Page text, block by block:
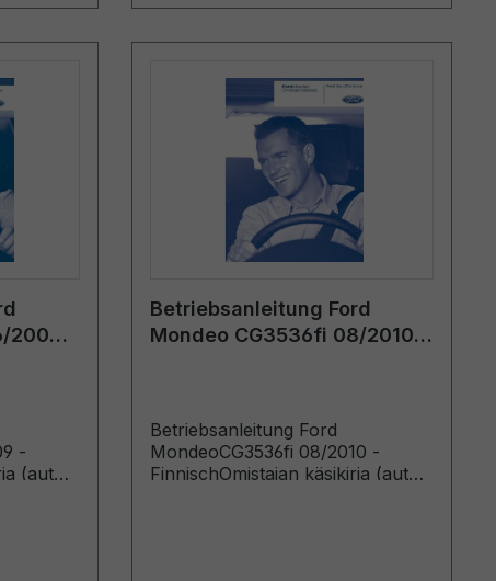
2009 -
-
(autot
Betriebsanleitung Ford
Mondeo CG3536fi 08/2010 -
Betriebsanleitung Ford
MondeoCG3536fi 08/2010 -
FinnischOmistajan käsikirja (autot